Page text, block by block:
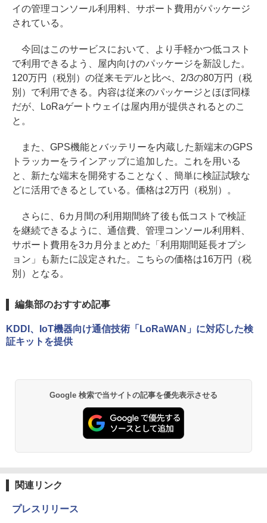
イの管理コンソール利用料、サポート費用がパッケージ
されている。
今回はこのサービスにおいて、より手軽かつ低コスト
で利用できるよう、屋内向けのパッケージを新設した。
120万円（税別）の従来モデルと比べ、2/3の80万円（税
別）で利用できる。内容は従来のパッケージとほぼ同様
だが、LoRaゲートウェイは屋内用が提供されるとのこ
と。
また、GPS機能とバッテリーを内蔵した新端末のGPS
トラッカーをラインアップに追加した。これを用いる
と、新たな端末を開発することなく、簡単に検証試験な
どに活用できるとしている。価格は2万円（税別）。
さらに、6カ月間の利用期間終了後も低コストで検証
を継続できるように、通信費、管理コンソール利用料、
サポート費用を3カ月分まとめた「利用期間延長オプシ
ョン」も新たに設定された。こちらの価格は16万円（税
別）となる。
編集部のおすすめ記事
KDDI、IoT機器向け通信技術「LoRaWAN」に対応した検
証キットを提供
Google 検索で当サイトの記事を優先表示させる
関連リンク
プレスリリース